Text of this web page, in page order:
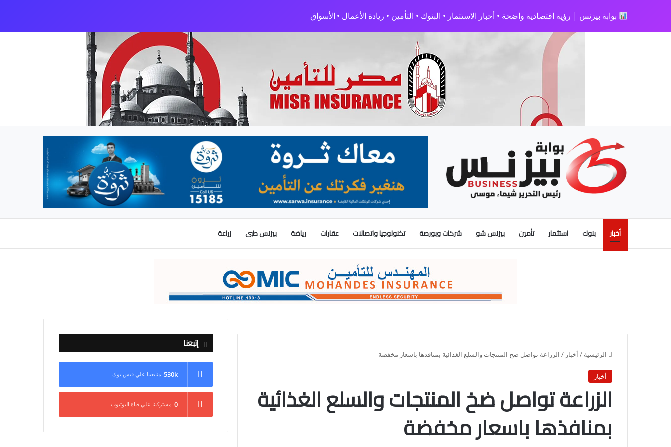
بوابة بيزنس | رؤية اقتصادية واضحة • أخبار الاستثمار • البنوك • التأمين • ريادة الأعمال • الأسواق
أخبار بنوك استثمار تأمين بيزنس شو شركات وبورصة تكنولوجيا واتصالات عقارات رياضة بيزنس طبى زراعة
الرئيسية / أخبار / الزراعة تواصل ضخ المنتجات والسلع الغذائية بمنافذها باسعار مخفضة
أخبار
الزراعة تواصل ضخ المنتجات والسلع الغذائية
بمنافذها باسعار مخفضة
إتبعنا
530k متابعينا علي فيس بوك
0 مشتركينا علي قناة اليوتيوب